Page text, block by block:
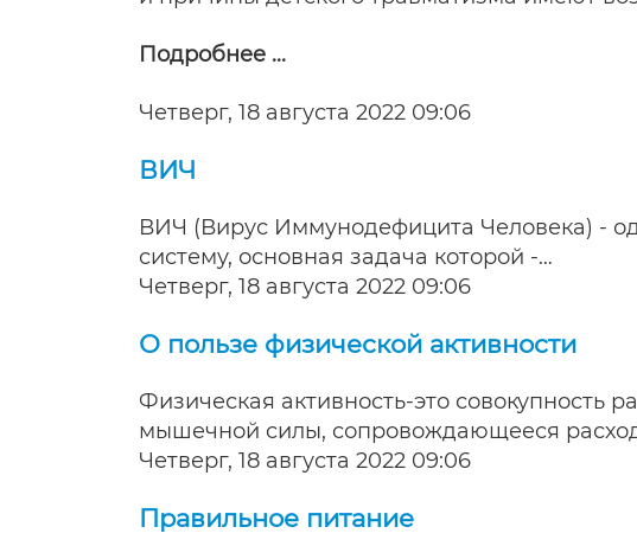
Подробнее ...
Четверг, 18 августа 2022 09:06
ВИЧ
ВИЧ (Вирус Иммунодефицита Человека) -
систему, основная задача которой -…
Четверг, 18 августа 2022 09:06
О пользе физической активности
Физическая активность-это
мышечной силы, сопровождающееся
Четверг, 18 августа 2022 09:06
Правильное питание